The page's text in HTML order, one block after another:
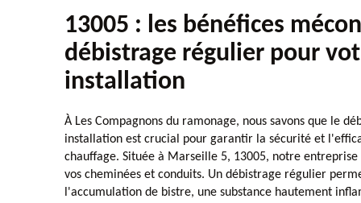
13005 : les bénéfices
débistrage régulier pour
installation
À Les Compagnons du ramonage, nous savons que le
installation est crucial pour garantir la sécurité et
chauffage. Située à Marseille 5, 13005, notre
vos cheminées et conduits. Un débistrage régulier
l'accumulation de bistre, une substance hautement